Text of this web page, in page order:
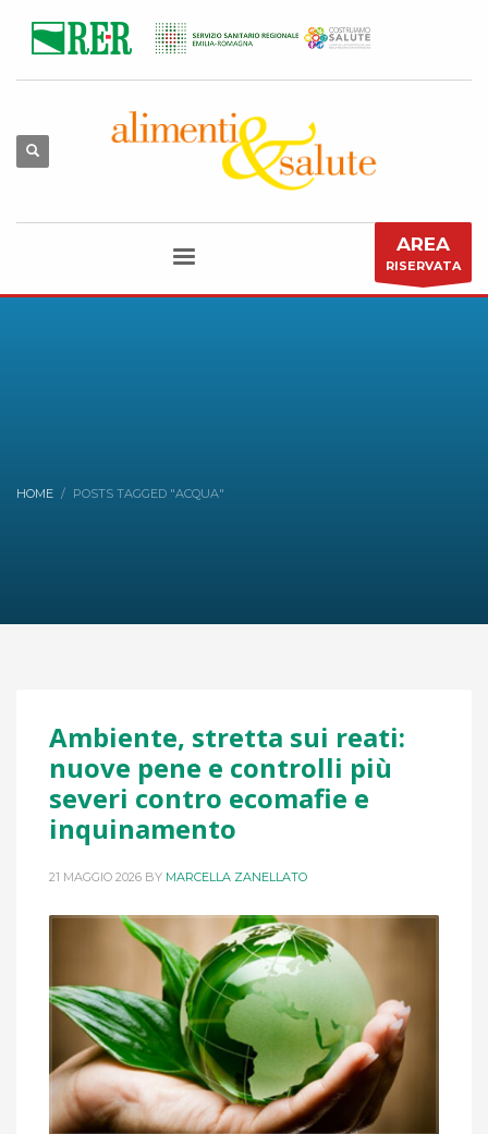
AREA
RISERVATA
HOME POSTS TAGGED "ACQUA"
Ambiente, stretta sui reati:
nuove pene e controlli più
severi contro ecomafie e
inquinamento
21 MAGGIO 2026 BY MARCELLA ZANELLATO